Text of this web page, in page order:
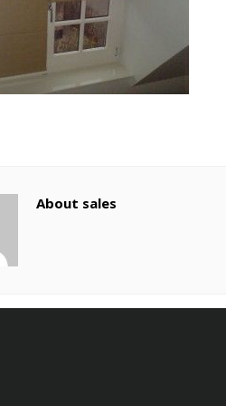
About sales